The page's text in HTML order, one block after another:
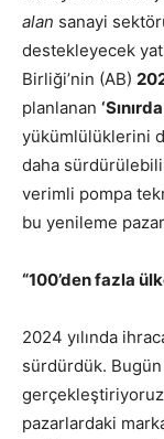
alan sanayi
destekleyecek
Birliği’nin (AB)
planlanan
yükümlülüklerini
daha
verimli pompa
bu yenileme
“100’den fazla
2024 yılında
sürdürdük.
gerçekleştiriyoruz.
pazarlardaki